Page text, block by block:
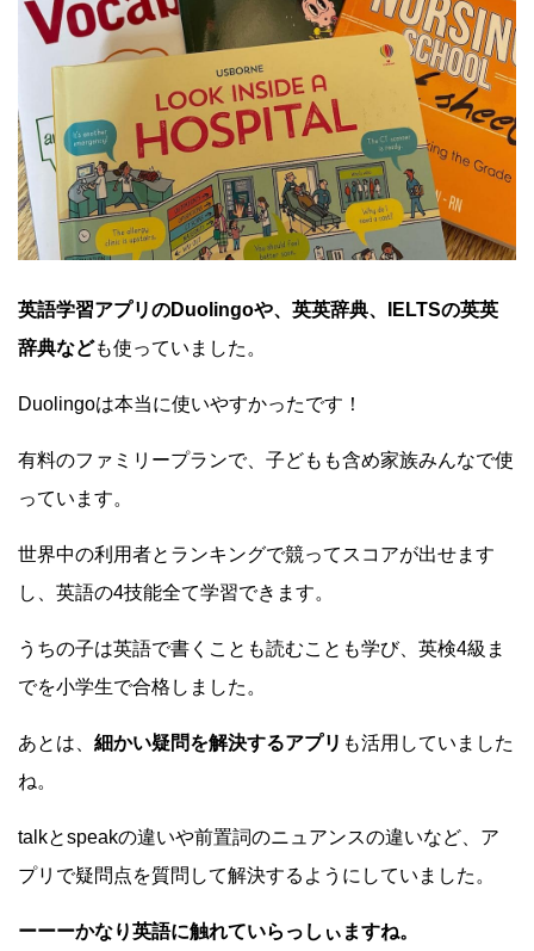
英語学習アプリのDuolingoや、英英辞典、IELTSの英英
辞典なども使っていました。
Duolingoは本当に使いやすかったです！
有料のファミリープランで、子どもも含め家族みんなで使
っています。
世界中の利用者とランキングで競ってスコアが出せます
し、英語の4技能全て学習できます。
うちの子は英語で書くことも読むことも学び、英検4級ま
でを小学生で合格しました。
あとは、 細かい疑問を解決するアプリ も活用していました
ね。
talkとspeakの違いや前置詞のニュアンスの違いなど、ア
プリで疑問点を質問して解決するようにしていました。
ーーーかなり英語に触れていらっしぃますね。